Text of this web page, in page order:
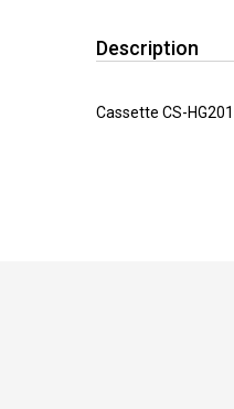
Description
Cassette CS-